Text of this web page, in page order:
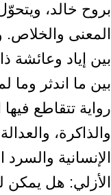
بروح خالد،
المعنى
بين إياد وعائشة
بين ما اندثر
رواية تتقاطع
والذاكرة،
الإنسانية
الأزلي: هل يمكن